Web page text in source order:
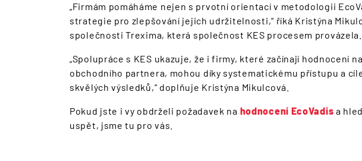
„Firmám pomáháme nejen s prvotní orientací v metodologii
strategie pro zlepšování jejich udržitelnosti,“ říká Kristýna
společnosti Trexima, která společnost KES procesem provázela.
„Spolupráce s KES ukazuje, že i firmy, které začínají hodnocení
obchodního partnera, mohou díky systematickému přístupu a
skvělých výsledků,“ doplňuje Kristýna Mikulcová.
Pokud jste i vy obdrželi požadavek na hodnocení EcoVadis a
uspět, jsme tu pro vás.